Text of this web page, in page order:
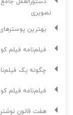
تصویری
بهترین پوسترهای
فیلم‌نامه فیلم
چگونه یک
فیلم‌نامه فیلم
هفت قانونِ